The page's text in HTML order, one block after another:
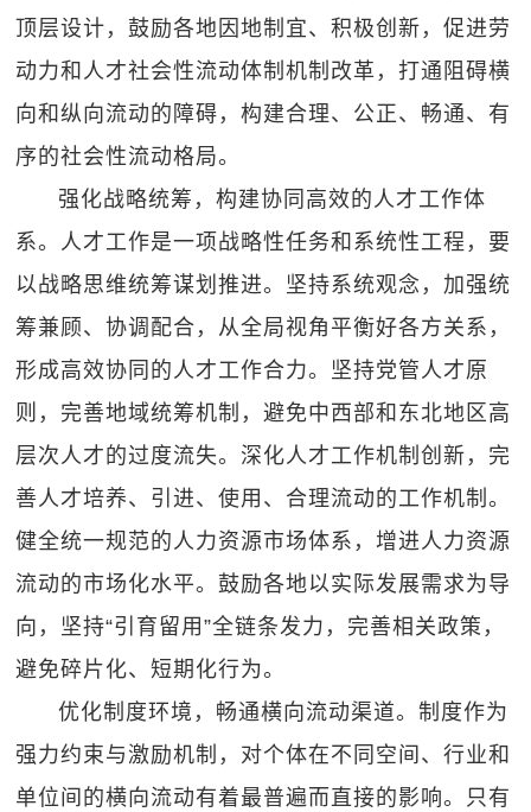
顶层设计，鼓励各地因地制宜、积极创新，促进劳
动力和人才社会性流动体制机制改革，打通阻碍横
向和纵向流动的障碍，构建合理、公正、畅通、有
序的社会性流动格局。
强化战略统筹，构建协同高效的人才工作体
系。人才工作是一项战略性任务和系统性工程，要
以战略思维统筹谋划推进。坚持系统观念，加强统
筹兼顾、协调配合，从全局视角平衡好各方关系，
形成高效协同的人才工作合力。坚持党管人才原
则，完善地域统筹机制，避免中西部和东北地区高
层次人才的过度流失。深化人才工作机制创新，完
善人才培养、引进、使用、合理流动的工作机制。
健全统一规范的人力资源市场体系，增进人力资源
流动的市场化水平。鼓励各地以实际发展需求为导
向，坚持“引育留用”全链条发力，完善相关政策，
避免碎片化、短期化行为。
优化制度环境，畅通横向流动渠道。制度作为
强力约束与激励机制，对个体在不同空间、行业和
单位间的横向流动有着最普遍而直接的影响。只有